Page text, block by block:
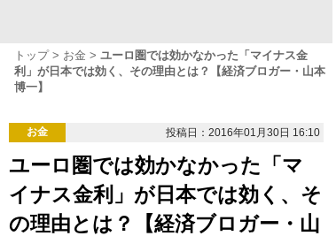
トップ お金
ユーロ圏では効かなかった「マイナス金
利」が日本では効く、その理由とは？【経済ブロガー・山本
博一】
お金 投稿日：2016年01月30日 16:10
ユーロ圏では効かなかった「マ
イナス金利」が日本では効く、そ
の理由とは？【経済ブロガー・山